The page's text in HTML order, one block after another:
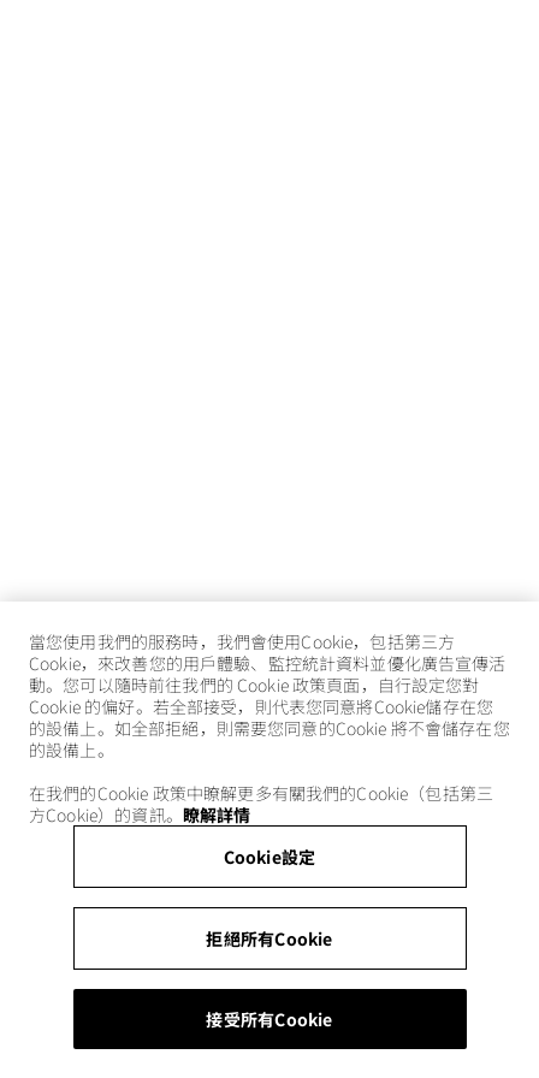
當您使用我們的服務時，我們會使用Cookie，包括第三方
Cookie，來改善您的用戶體驗、監控統計資料並優化廣告宣傳活
動。您可以隨時前往我們的 Cookie 政策頁面，自行設定您對
Cookie 的偏好。若全部接受，則代表您同意將Cookie儲存在您
的設備上。如全部拒絕，則需要您同意的Cookie 將不會儲存在您
的設備上。
在我們的Cookie 政策中瞭解更多有關我們的Cookie（包括第三
方Cookie）的資訊。 瞭解詳情
Cookie設定
拒絕所有Cookie
接受所有Cookie